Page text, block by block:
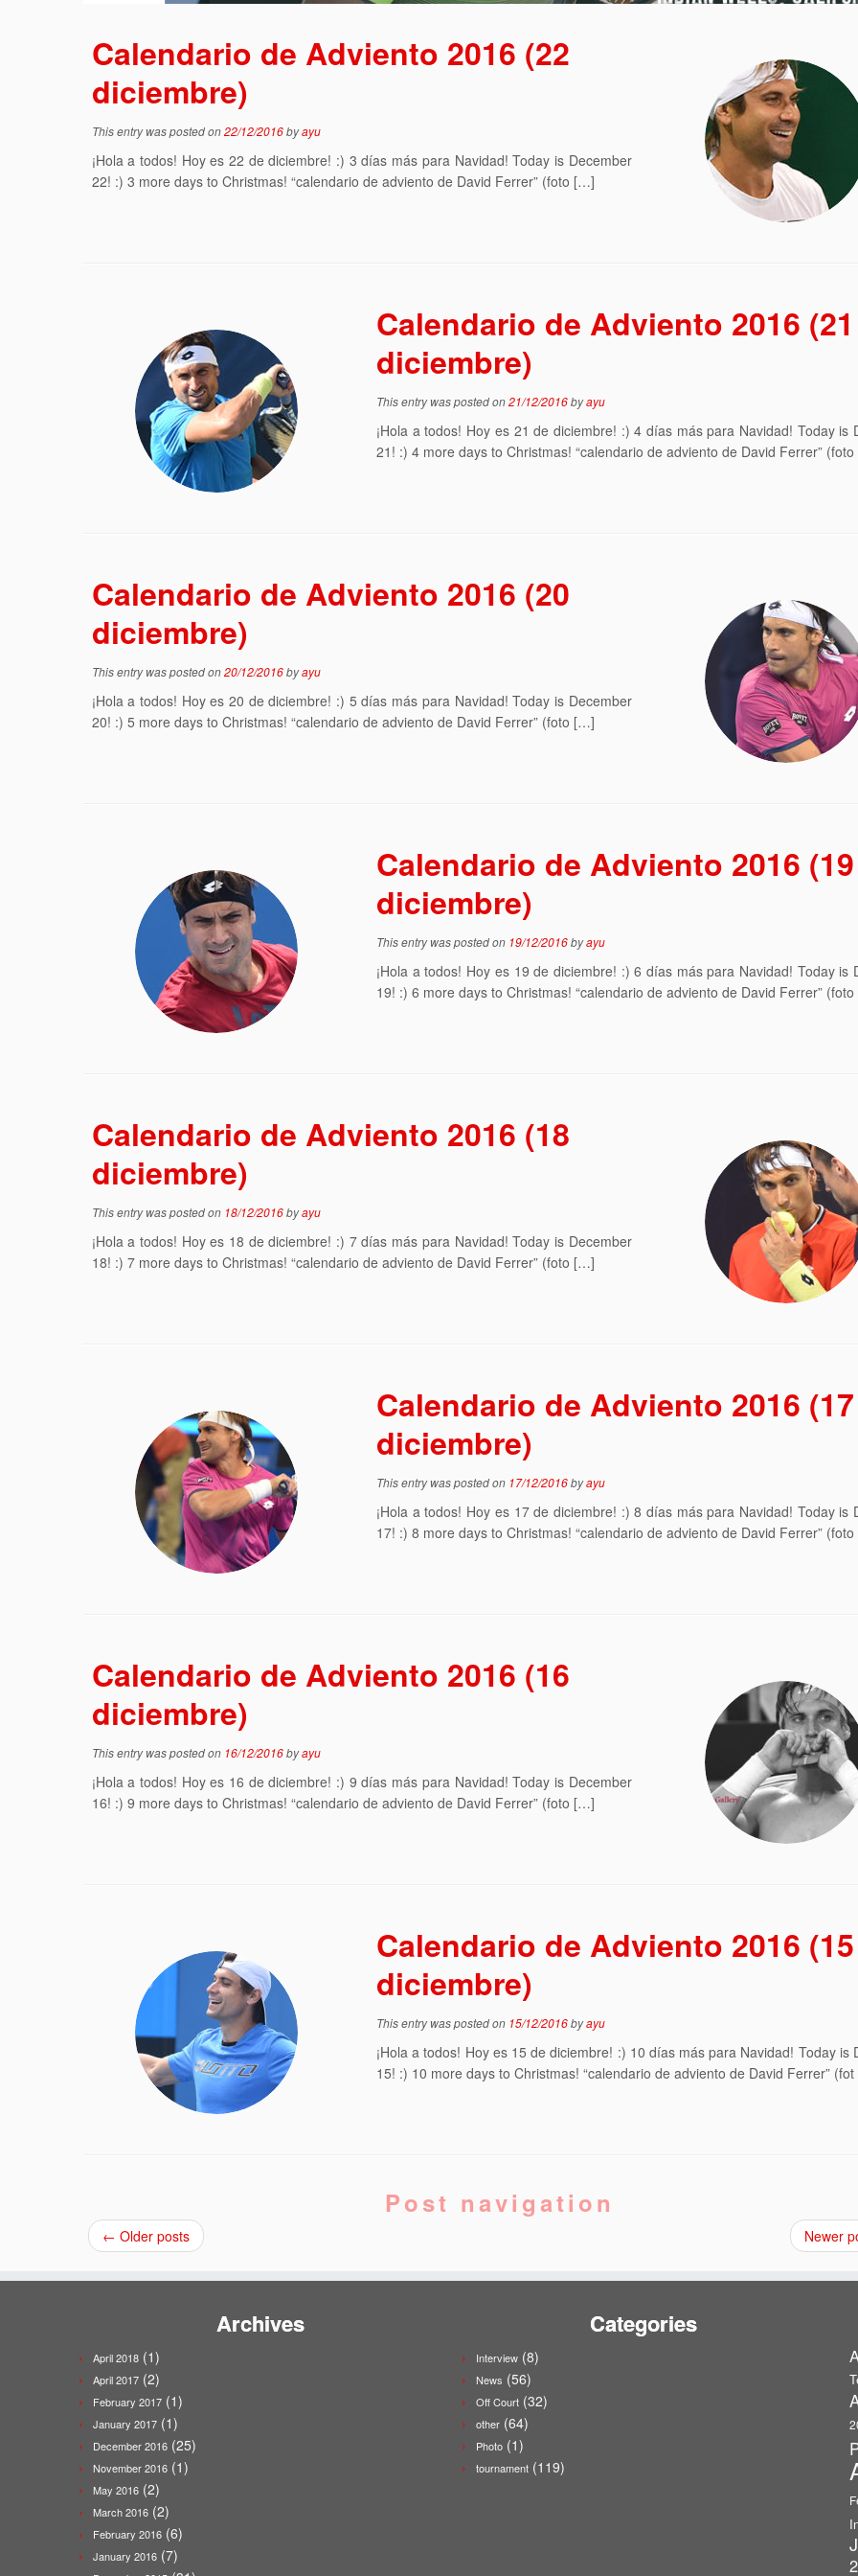
Calendario de Adviento 2016 (22
diciembre)
This entry was posted on22/12/2016byayu
¡Hola a todos! Hoy es 22 de diciembre! :) 3 días más para Navidad! Today is December
22! :) 3 more days to Christmas! “calendario de adviento de David Ferrer” (foto […]
Calendario de Adviento 2016 (21
diciembre)
This entry was posted on21/12/2016byayu
¡Hola a todos! Hoy es 21 de diciembre! :) 4 días más para Navidad! Today is
21! :) 4 more days to Christmas! “calendario de adviento de David Ferrer”
Calendario de Adviento 2016 (20
diciembre)
This entry was posted on20/12/2016byayu
¡Hola a todos! Hoy es 20 de diciembre! :) 5 días más para Navidad! Today is December
20! :) 5 more days to Christmas! “calendario de adviento de David Ferrer” (foto […]
Calendario de Adviento 2016 (19
diciembre)
This entry was posted on 19/12/2016byayu
¡Hola a todos! Hoy es 19 de diciembre! :) 6 días más para Navidad! Today is
19! :) 6 more days to Christmas! “calendario de adviento de David Ferrer”
Calendario de Adviento 2016 (18
diciembre)
This entry was posted on 18/12/2016byayu
¡Hola a todos! Hoy es 18 de diciembre! :) 7 días más para Navidad! Today is December
18! :) 7 more days to Christmas! “calendario de adviento de David Ferrer” (foto […]
Calendario de Adviento 2016 (17
diciembre)
This entry was posted on 17/12/2016byayu
¡Hola a todos! Hoy es 17 de diciembre! :) 8 días más para Navidad! Today is
17! :) 8 more days to Christmas! “calendario de adviento de David Ferrer”
Calendario de Adviento 2016 (16
diciembre)
This entry was posted on 16/12/2016byayu
¡Hola a todos! Hoy es 16 de diciembre! :) 9 días más para Navidad! Today is December
16! :) 9 more days to Christmas! “calendario de adviento de David Ferrer” (foto […]
Calendario de Adviento 2016 (15
diciembre)
This entry was posted on 15/12/2016byayu
¡Hola a todos! Hoy es 15 de diciembre! :) 10 días más para Navidad! Today is
15! :) 10 more days to Christmas! “calendario de adviento de David Ferrer”
Post navigation
← Older posts Newer
Archives
April 2018 (1)
April 2017 (2)
February 2017 (1)
January 2017 (1)
December 2016 (25)
November 2016 (1)
May 2016 (2)
March 2016 (2)
February 2016 (6)
January 2016 (7)
Categories
Interview (8)
News (56)
Off Court (32)
other (64)
Photo (1)
tournament (119)